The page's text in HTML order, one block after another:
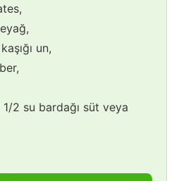
un,
2 su bardağı süt veya